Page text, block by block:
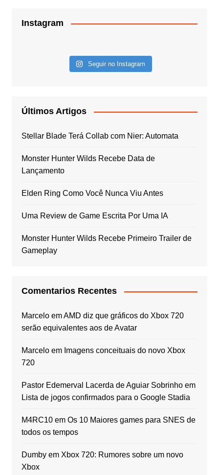
Instagram
Seguir no Instagram
Últimos Artigos
Stellar Blade Terá Collab com Nier: Automata
Monster Hunter Wilds Recebe Data de
Lançamento
Elden Ring Como Você Nunca Viu Antes
Uma Review de Game Escrita Por Uma IA
Monster Hunter Wilds Recebe Primeiro Trailer de
Gameplay
Comentarios Recentes
MarceloemAMD diz que gráficos do Xbox 720
serão equivalentes aos de Avatar
Marceloem Imagens conceituais do novo Xbox
720
Pastor Edemerval Lacerda de Aguiar Sobrinhoem
Lista de jogos confirmados para o Google Stadia
M4RC10em Os 10 Maiores games para SNES de
todos os tempos
Dumbyem Xbox 720: Rumores sobre um novo
Xbox